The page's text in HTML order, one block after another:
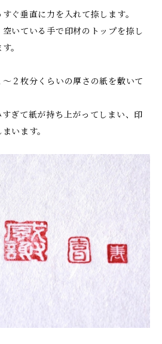
ぐ垂直に力を入れて捺します。
いている手で印材のトップを捺し
。
２枚分くらいの厚さの紙を敷いて
ぎて紙が持ち上がってしまい、印
います。